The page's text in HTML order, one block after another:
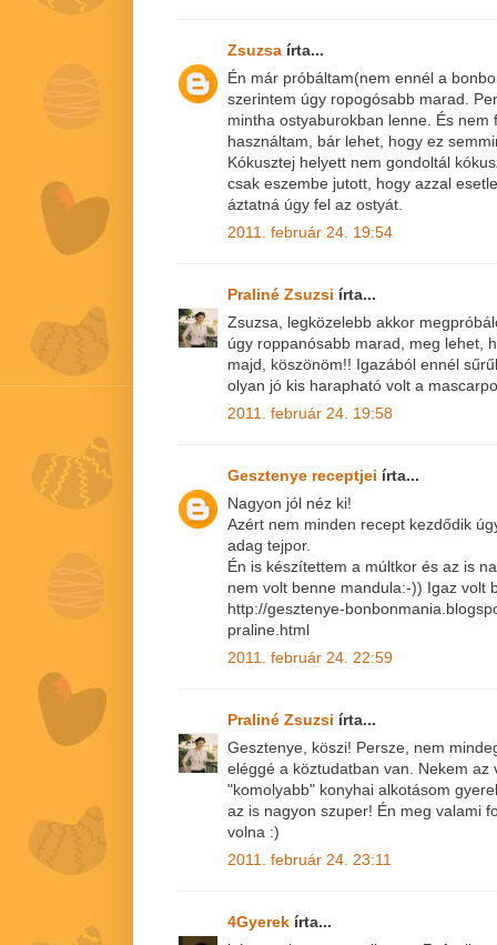
Zsuzsa írta...
Én már próbáltam(nem ennél a
szerintem úgy ropogósabb marad.
mintha ostyaburokban lenne. És
használtam, bár lehet, hogy ez
Kókusztej helyett nem gondoltál
csak eszembe jutott, hogy azzal
áztatná úgy fel az ostyát.
2011. február 24. 19:54
Praliné Zsuzsi írta...
Zsuzsa, legközelebb akkor
úgy roppanósabb marad, meg lehet,
majd, köszönöm!! Igazából ennél
olyan jó kis harapható volt a
2011. február 24. 19:58
Gesztenye receptjei írta...
Nagyon jól néz ki!
Azért nem minden recept kezdődik
adag tejpor.
Én is készítettem a múltkor és az is
nem volt benne mandula:-)) Igaz volt
http://gesztenye-
praline.html
2011. február 24. 22:59
Praliné Zsuzsi írta...
Gesztenye, köszi! Persze, nem
eléggé a köztudatban van. Nekem az
"komolyabb" konyhai alkotásom
az is nagyon szuper! Én meg valami
volna :)
2011. február 24. 23:11
4Gyerek írta...